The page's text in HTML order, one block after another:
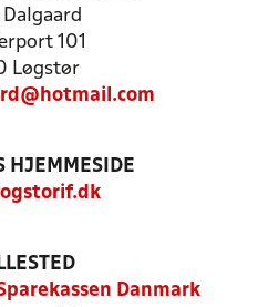
101
Løgstør
HJEMMESIDE
Danmark